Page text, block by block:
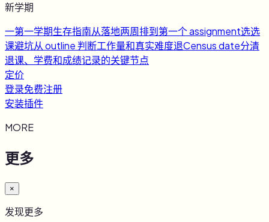
新学期
一第一学期生存指南从落地两周排到第一个 assignment选选
课避坑从 outline 判断工作量和真实难度退Census date分清
退课、学费和成绩记录的关键节点
定价
登录免费注册
安装插件
MORE
更多
×
发现更多